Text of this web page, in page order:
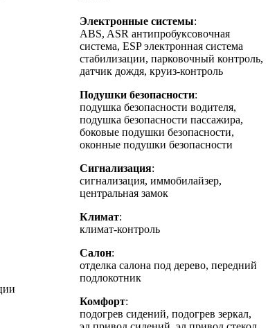
Электронные системы:
ABS, ASR антипробуксовочная
система, ESP электронная система
стабилизации, парковочный контроль,
датчик дождя, круиз-контроль
Подушки безопасности:
подушка безопасности водителя,
подушка безопасности пассажира,
боковые подушки безопасности,
оконные подушки безопасности
Сигнализация:
сигнализация, иммобилайзер,
центральная замок
Климат:
климат-контроль
Салон:
отделка салона под дерево, передний
подлокотник
Комфорт:
подогрев сидений, подогрев зеркал,